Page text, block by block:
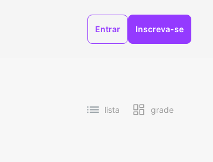
Entrar Inscreva-se
lista grade